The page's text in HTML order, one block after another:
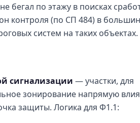
бегал по этажу в поисках
контроля (по СП 484) в
систем на таких объектах.
сигнализации — участки, для
зонирование напрямую
защиты. Логика для Ф1.1: